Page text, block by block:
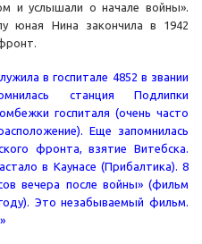
и услышали о начале войны».
юная Нина закончила в 1942
в госпитале 4852 в звании
станция Подлипки
госпиталя (очень часто
Еще запомнилась
фронта, взятие Витебска.
в Каунасе (Прибалтика). 8
вечера после войны» (фильм
Это незабываемый фильм.